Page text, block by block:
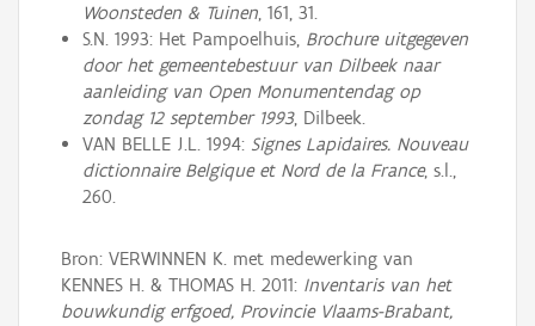
Woonsteden & Tuinen, 161, 31.
S.N. 1993: Het Pampoelhuis, Brochure uitgegeven
door het gemeentebestuur van Dilbeek naar
aanleiding van Open Monumentendag op
zondag 12 september 1993, Dilbeek.
VAN BELLE J.L. 1994: Signes Lapidaires. Nouveau
dictionnaire Belgique et Nord de la France, s.l.,
260.
Bron: VERWINNEN K. met medewerking van
KENNES H. & THOMAS H. 2011: Inventaris van het
bouwkundig erfgoed, Provincie Vlaams-Brabant,